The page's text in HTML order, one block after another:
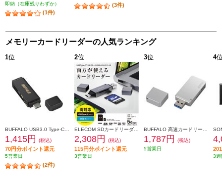
即納（在庫残りわずか）
(1件)
(3件)
メモリーカードリーダーの人気ランキング
1位
1,415円 (税込)
70円分ポイント還元
5営業日
(2件)
2位
2,308円 (税込)
115円分ポイント還元
3営業日
3位
1,787円
(税込)
5営業日
4
3週